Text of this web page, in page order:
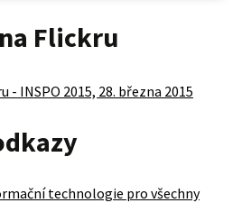
Flickru
technologie pro všechny